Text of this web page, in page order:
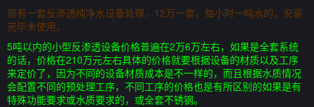
现有一套反渗透纯净水设备处理，12万一套，每小时一吨水的，安装
完毕未使用。
5吨以内的小型反渗透设备价格普遍在2万6万左右，如果是全套系统
的话，价格在210万元左右具体的价格就要根据设备的材质以及工序
来定价了，因为不同的设备材质成本是不一样的，而且根据水质情况
会配置不同的预处理工序，不同工序的价格也是有所区别的如果是有
特殊功能要求或水质要求的，或全套不锈钢。